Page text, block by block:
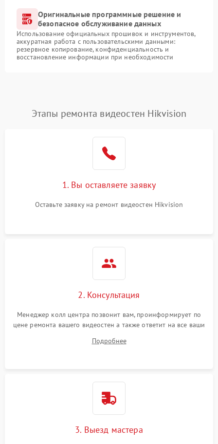
Оригинальные программные решение и
безопасное обслуживание данных
Использование официальных прошивок и инструментов,
аккуратная работа с пользовательскими данными:
резервное копирование, конфиденциальность и
восстановление информации при необходимости
Этапы ремонта видеостен Hikvision
1. Вы оставляете заявку
Оставьте заявку на ремонт видеостен Hikvision
2. Консультация
Менеджер колл центра позвонит вам, проинформирует по
цене ремонта вашего видеостен а также ответит на все ваши
Подробнее
3. Выезд мастера